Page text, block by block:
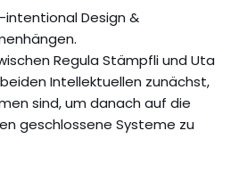
intentional Design &
Regula Stämpfli und Uta
Intellektuellen zunächst,
sind, um danach auf die
geschlossene Systeme zu